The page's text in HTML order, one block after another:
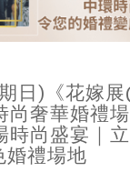
日)《花嫁展
尚奢華婚禮
時尚盛宴｜
婚禮場地